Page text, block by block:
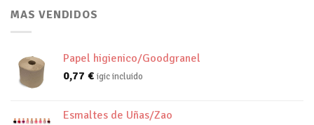
MAS VENDIDOS
Papel higienico/Goodgranel
0,77 € igic incluido
Esmaltes de Uñas/Zao